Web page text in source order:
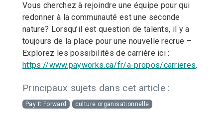
Vous cherchez à rejoindre une équipe pour qui
redonner à la communauté est une seconde
nature? Lorsqu’il est question de talents, il y a
toujours de la place pour une nouvelle recrue –
Explorez les possibilités de carrière ici :
https://www.payworks.ca/fr/a-propos/carrieres.
Principaux sujets dans cet article :
Pay It Forward culture organisationnelle